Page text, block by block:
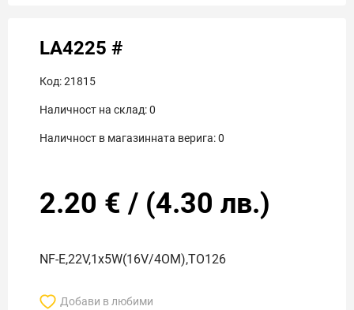
LA4225 #
Код:21815
Наличност на склад:0
Наличност в магазинната верига:0
2.20 € / (4.30 лв.)
NF-E,22V,1x5W(16V/4OM),TO126
Добави в любими